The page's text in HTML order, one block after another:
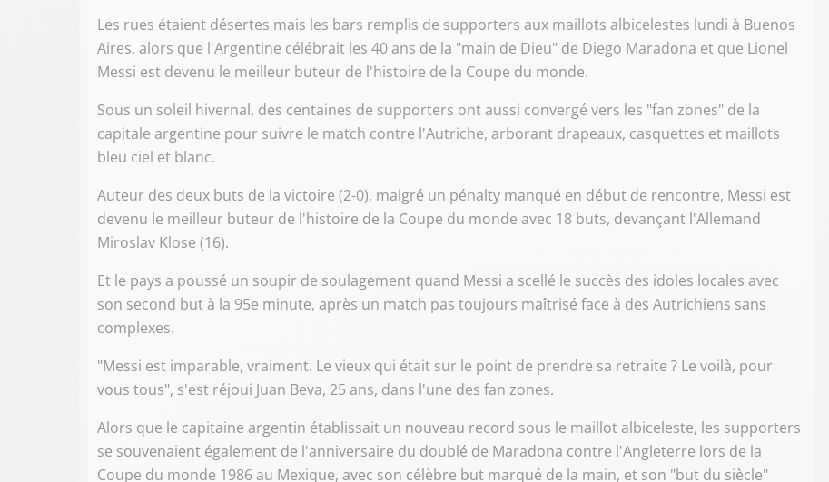
Les rues étaient désertes mais les bars remplis de supporters aux maillots albicelestes lundi à Buenos
Aires, alors que l'Argentine célébrait les 40 ans de la "main de Dieu" de Diego Maradona et que Lionel
Messi est devenu le meilleur buteur de l'histoire de la Coupe du monde.
Sous un soleil hivernal, des centaines de supporters ont aussi convergé vers les "fan zones" de la
capitale argentine pour suivre le match contre l'Autriche, arborant drapeaux, casquettes et maillots
bleu ciel et blanc.
Auteur des deux buts de la victoire (2-0), malgré un pénalty manqué en début de rencontre, Messi est
devenu le meilleur buteur de l'histoire de la Coupe du monde avec 18 buts, devançant l'Allemand
Miroslav Klose (16).
Et le pays a poussé un soupir de soulagement quand Messi a scellé le succès des idoles locales avec
son second but à la 95e minute, après un match pas toujours maîtrisé face à des Autrichiens sans
complexes.
"Messi est imparable, vraiment. Le vieux qui était sur le point de prendre sa retraite ? Le voilà, pour
vous tous", s'est réjoui Juan Beva, 25 ans, dans l'une des fan zones.
Alors que le capitaine argentin établissait un nouveau record sous le maillot albiceleste, les supporters
se souvenaient également de l'anniversaire du doublé de Maradona contre l'Angleterre lors de la
Coupe du monde 1986 au Mexique, avec son célèbre but marqué de la main, et son "but du siècle"